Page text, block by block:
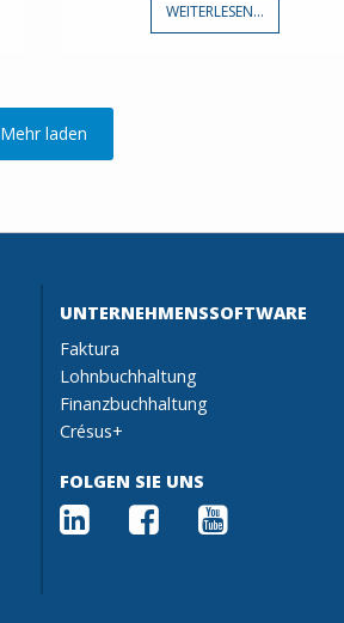
WEITERLESEN...
Mehr laden
UNTERNEHMENSSOFTWARE
Faktura
Lohnbuchhaltung
Finanzbuchhaltung
Crésus+
FOLGEN SIE UNS